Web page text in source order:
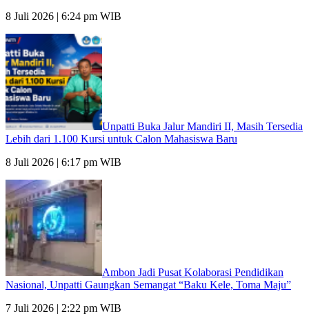
8 Juli 2026 | 6:24 pm WIB
Unpatti Buka Jalur Mandiri II, Masih Tersedia
Lebih dari 1.100 Kursi untuk Calon Mahasiswa Baru
8 Juli 2026 | 6:17 pm WIB
Ambon Jadi Pusat Kolaborasi Pendidikan
Nasional, Unpatti Gaungkan Semangat “Baku Kele, Toma Maju”
7 Juli 2026 | 2:22 pm WIB